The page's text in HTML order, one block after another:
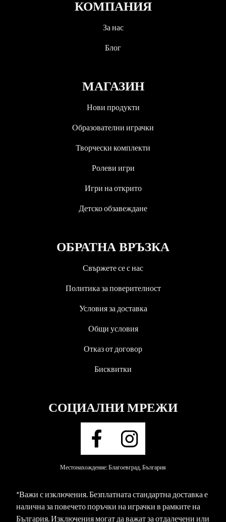
КОМПАНИЯ
За нас
Блог
МАГАЗИН
Нови продукти
Образователни играчки
Творчески комплекти
Ролеви игри
Игри на открито
Детско обзавеждане
ОБРАТНА ВРЪЗКА
Свържете се с нас
Политика за поверителност
Условия за доставка
Общи условия
Отказ от договор
Бисквитки
СОЦИАЛНИ МРЕЖИ
Местонахождение: Благоевград, България
*Важи с изключения. Безплатната стандартна доставка е
налична за повечето поръчки на играчки в рамките на
България. Изключения могат да важат за отдалечени или